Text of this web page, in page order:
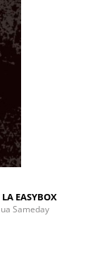
EASYBOX
Sameday